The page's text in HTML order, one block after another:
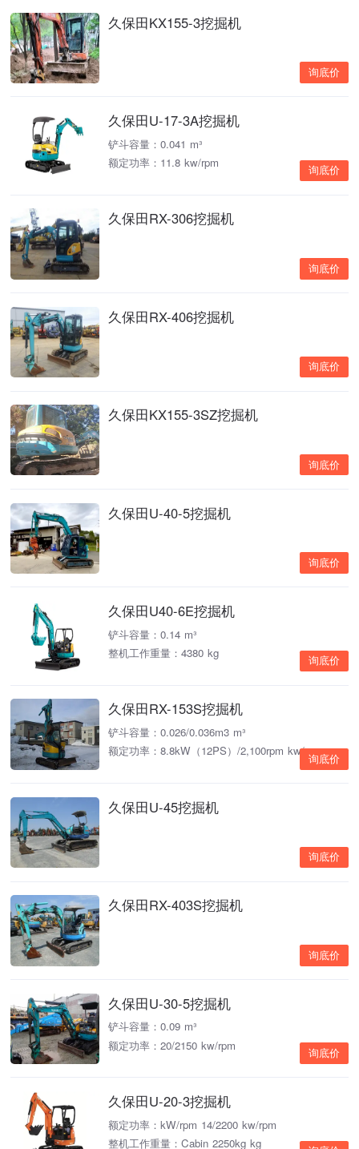
久保田KX155-3挖掘机
询底价
久保田U-17-3A挖掘机
铲斗容量：0.041 m³
额定功率：11.8 kw/rpm
询底价
久保田RX-306挖掘机
询底价
久保田RX-406挖掘机
询底价
久保田KX155-3SZ挖掘机
询底价
久保田U-40-5挖掘机
询底价
久保田U40-6E挖掘机
铲斗容量：0.14 m³
整机工作重量：4380 kg
询底价
久保田RX-153S挖掘机
铲斗容量：0.026/0.036m3 m³
额定功率：8.8kW（12PS）/2,100rpm kw/rpm
询底价
久保田U-45挖掘机
询底价
久保田RX-403S挖掘机
询底价
久保田U-30-5挖掘机
铲斗容量：0.09 m³
额定功率：20/2150 kw/rpm
询底价
久保田U-20-3挖掘机
额定功率：kW/rpm 14/2200 kw/rpm
整机工作重量：Cabin 2250kg kg